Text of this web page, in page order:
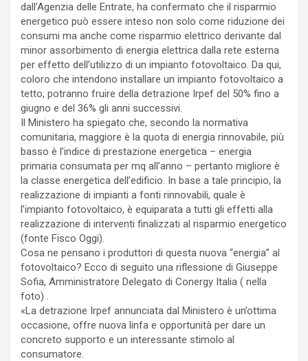
dall’Agenzia delle Entrate, ha confermato che il risparmio
energetico può essere inteso non solo come riduzione dei
consumi ma anche come risparmio elettrico derivante dal
minor assorbimento di energia elettrica dalla rete esterna
per effetto dell’utilizzo di un impianto fotovoltaico. Da qui,
coloro che intendono installare un impianto fotovoltaico a
tetto, potranno fruire della detrazione Irpef del 50% fino a
giugno e del 36% gli anni successivi.
Il Ministero ha spiegato che, secondo la normativa
comunitaria, maggiore è la quota di energia rinnovabile, più
basso è l’indice di prestazione energetica – energia
primaria consumata per mq all’anno – pertanto migliore è
la classe energetica dell’edificio. In base a tale principio, la
realizzazione di impianti a fonti rinnovabili, quale è
l’impianto fotovoltaico, è equiparata a tutti gli effetti alla
realizzazione di interventi finalizzati al risparmio energetico
(fonte Fisco Oggi).
Cosa ne pensano i produttori di questa nuova “energia” al
fotovoltaico? Ecco di seguito una riflessione di Giuseppe
Sofia, Amministratore Delegato di Conergy Italia ( nella
foto) .
«La detrazione Irpef annunciata dal Ministero è un’ottima
occasione, offre nuova linfa e opportunità per dare un
concreto supporto e un interessante stimolo al
consumatore.